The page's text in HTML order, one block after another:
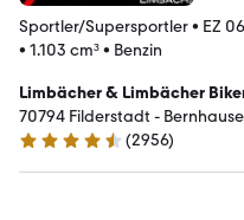
Sportler/Supersportler• EZ
• 1.103 cm³• Benzin
Limbächer & Limbächer
70794 Filderstadt -
4.7 Sterne
(2956)